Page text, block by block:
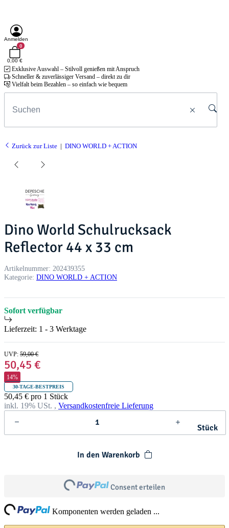
Anmelden
0
0,00 €
Exklusive Auswahl – Stilvoll genießen mit Anspruch
Schneller & zuverlässiger Versand – direkt zu dir
Vielfalt beim Bezahlen – so einfach wie bequem
Zurück zur Liste DINO WORLD + ACTION
Dino World Schulrucksack
Reflector 44 x 33 cm
Artikelnummer: 202439355
Kategorie: DINO WORLD + ACTION
Sofort verfügbar
Lieferzeit: 1 - 3 Werktage
UVP: 59,00 €
50,45 €
14%
30-TAGE-BESTPREIS
50,45 € pro 1 Stück
inkl. 19% USt. , Versandkostenfreie Lieferung
Stück
In den Warenkorb
Loading... Consent erteilen
Komponenten werden geladen ...